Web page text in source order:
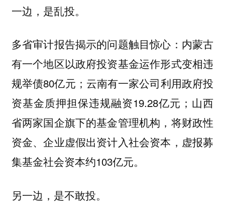
一边，是乱投。
多省审计报告揭示的问题触目惊心：内蒙古
有一个地区以政府投资基金运作形式变相违
规举债80亿元；云南有一家公司利用政府投
资基金质押担保违规融资19.28亿元；山西
省两家国企旗下的基金管理机构，将财政性
资金、企业虚假出资计入社会资本，虚报募
集基金社会资本约103亿元。
另一边，是不敢投。